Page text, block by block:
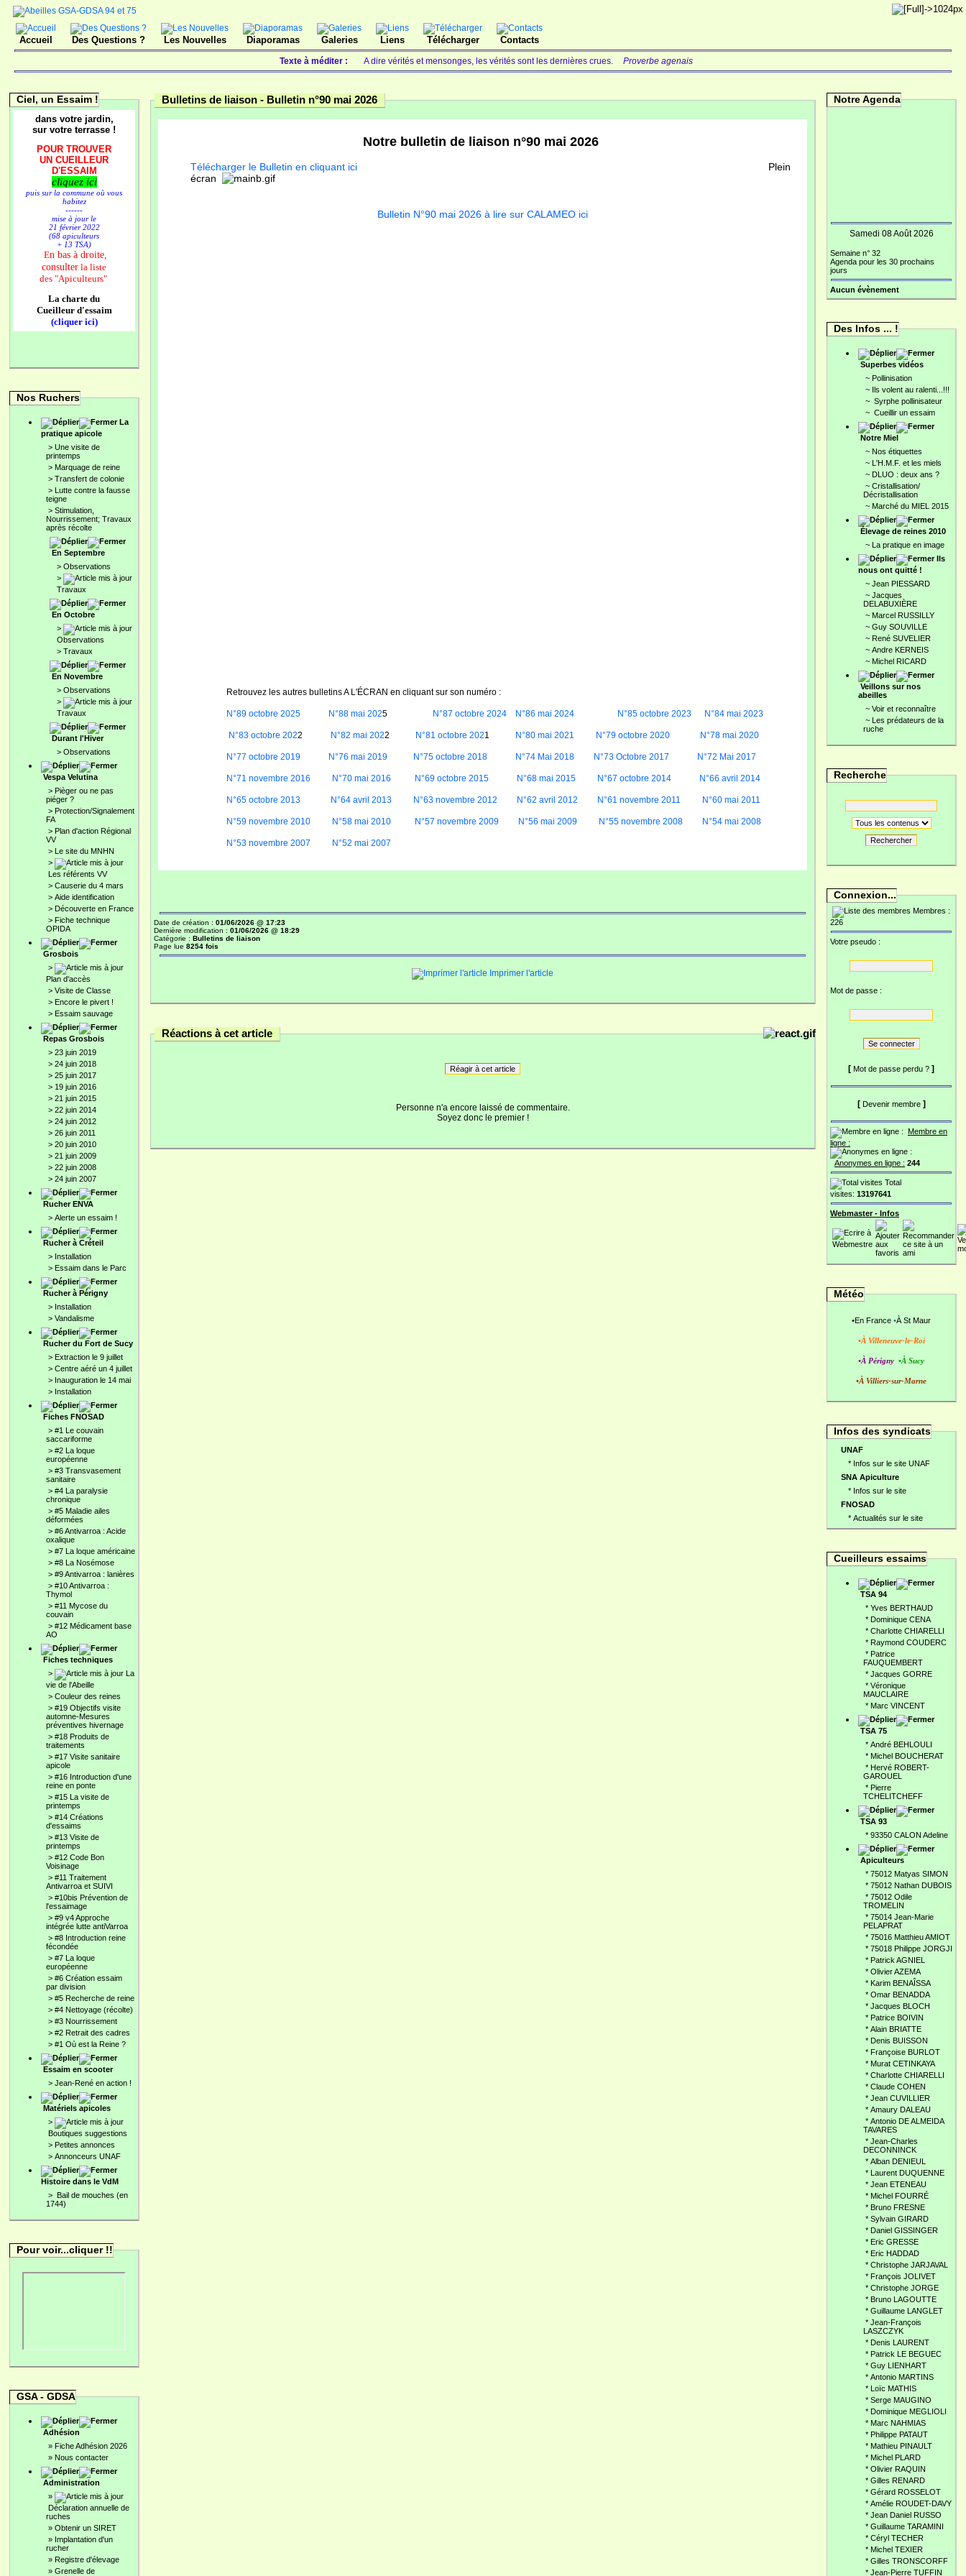
Accueil Des Questions ? Les Nouvelles Diaporamas Galeries Liens Télécharger Contacts
Texte à méditer : A dire vérités et mensonges, les vérités sont les dernières crues. Proverbe agenais
Ciel, un Essaim !
dans votre jardin,
sur votre terrasse !
POUR TROUVER
UN CUEILLEUR
D'ESSAIM
cliquez ici
puis sur la commune où vous
habitez
------
mise à jour le
21 février 2022
(68 apiculteurs
+ 13 TSA)
En bas à droite,
consulter la liste
des "Apiculteurs"
La charte du
Cueilleur d'essaim
(cliquer ici)
Nos Ruchers
La
pratique apicole
> Une visite de
printemps
> Marquage de reine
> Transfert de colonie
> Lutte contre la fausse
teigne
> Stimulation,
Nourrissement; Travaux
après récolte
En Septembre
> Observations
>
Travaux
En Octobre
>
Observations
> Travaux
En Novembre
> Observations
>
Travaux
Durant l'Hiver
> Observations
Vespa Velutina
> Pièger ou ne pas
piéger ?
> Protection/Signalement
FA
> Plan d'action Régional
VV
> Le site du MNHN
>
Les référents VV
> Causerie du 4 mars
> Aide identification
> Découverte en France
> Fiche technique
OPIDA
Grosbois
>
Plan d'accès
> Visite de Classe
> Encore le pivert !
> Essaim sauvage
Repas Grosbois
> 23 juin 2019
> 24 juin 2018
> 25 juin 2017
> 19 juin 2016
> 21 juin 2015
> 22 juin 2014
> 24 juin 2012
> 26 juin 2011
> 20 juin 2010
> 21 juin 2009
> 22 juin 2008
> 24 juin 2007
Rucher ENVA
> Alerte un essaim !
Rucher à Créteil
> Installation
> Essaim dans le Parc
Rucher à Périgny
> Installation
> Vandalisme
Rucher du Fort de Sucy
> Extraction le 9 juillet
> Centre aéré un 4 juillet
> Inauguration le 14 mai
> Installation
Fiches FNOSAD
> #1 Le couvain
saccariforme
> #2 La loque
européenne
> #3 Transvasement
sanitaire
> #4 La paralysie
chronique
> #5 Maladie ailes
déformées
> #6 Antivarroa : Acide
oxalique
> #7 La loque américaine
> #8 La Nosémose
> #9 Antivarroa : lanières
> #10 Antivarroa :
Thymol
> #11 Mycose du
couvain
> #12 Médicament base
AO
Fiches techniques
>
La
vie de l'Abeille
> Couleur des reines
> #19 Objectifs visite
automne-Mesures
préventives hivernage
> #18 Produits de
traitements
> #17 Visite sanitaire
apicole
> #16 Introduction d'une
reine en ponte
> #15 La visite de
printemps
> #14 Créations
d'essaims
> #13 Visite de
printemps
> #12 Code Bon
Voisinage
> #11 Traitement
Antivarroa et SUIVI
> #10bis Prévention de
l'essaimage
> #9 v4 Approche
intégrée lutte antiVarroa
> #8 Introduction reine
fécondée
> #7 La loque
européenne
> #6 Création essaim
par division
> #5 Recherche de reine
> #4 Nettoyage (récolte)
> #3 Nourrissement
> #2 Retrait des cadres
> #1 Où est la Reine ?
Essaim en scooter
> Jean-René en action !
Matériels apicoles
>
Boutiques suggestions
> Petites annonces
> Annonceurs UNAF
Histoire dans le VdM
> Bail de mouches (en
1744)
Pour voir...cliquer !!
GSA - GDSA
Adhésion
» Fiche Adhésion 2026
» Nous contacter
Administration
»
Déclaration annuelle de
ruches
» Obtenir un SIRET
» Implantation d'un
rucher
» Registre d'élevage
» Grenelle de
Bulletins de liaison - Bulletin n°90 mai 2026
Notre bulletin de liaison n°90 mai 2026
Télécharger le Bulletin en cliquant ici
Plein
écran
Bulletin N°90 mai 2026 à lire sur CALAMEO ici
Retrouvez les autres bulletins A L'ÉCRAN en cliquant sur son numéro :
N°89 octobre 2025 N°88 mai 2025 N°87 octobre 2024 N°86 mai 2024 N°85 octobre 2023 N°84 mai 2023
N°83 octobre 2022 N°82 mai 2022 N°81 octobre 2021 N°80 mai 2021 N°79 octobre 2020 N°78 mai 2020
N°77 octobre 2019 N°76 mai 2019 N°75 octobre 2018 N°74 Mai 2018 N°73 Octobre 2017 N°72 Mai 2017
N°71 novembre 2016 N°70 mai 2016 N°69 octobre 2015 N°68 mai 2015 N°67 octobre 2014 N°66 avril 2014
N°65 octobre 2013 N°64 avril 2013 N°63 novembre 2012 N°62 avril 2012 N°61 novembre 2011 N°60 mai 2011
N°59 novembre 2010 N°58 mai 2010 N°57 novembre 2009 N°56 mai 2009 N°55 novembre 2008 N°54 mai 2008
N°53 novembre 2007 N°52 mai 2007
Date de création : 01/06/2026 @ 17:23
Dernière modification : 01/06/2026 @ 18:29
Catégorie : Bulletins de liaison
Page lue 8254 fois
Imprimer l'article
Réactions à cet article
Réagir à cet article
Personne n'a encore laissé de commentaire.
Soyez donc le premier !
Notre Agenda
Samedi 08 Août 2026
Semaine n° 32
Agenda pour les 30 prochains
jours
Aucun évènement
Des Infos ... !
Superbes vidéos
~ Pollinisation
~ Ils volent au ralenti...!!!
~ Syrphe pollinisateur
~ Cueillir un essaim
Notre Miel
~ Nos étiquettes
~ L'H.M.F. et les miels
~ DLUO : deux ans ?
~ Cristallisation/
Décristallisation
~ Marché du MIEL 2015
Élevage de reines 2010
~ La pratique en image
Ils
nous ont quitté !
~ Jean PIESSARD
~ Jacques
DELABUXIÈRE
~ Marcel RUSSILLY
~ Guy SOUVILLE
~ René SUVELIER
~ Andre KERNEIS
~ Michel RICARD
Veillons sur nos
abeilles
~ Voir et reconnaître
~ Les prédateurs de la
ruche
Recherche
Rechercher
Connexion...
Membres :
226
Votre pseudo :
Mot de passe :
[ Mot de passe perdu ? ]
[ Devenir membre]
Membre en
ligne :
Anonymes en ligne : 244
Total
visites: 13197641
Webmaster - Infos
Météo
•En France •À St Maur
•À Villeneuve-le-Roi
•À Périgny •À Sucy
•À Villiers-sur-Marne
Infos des syndicats
UNAF
* Infos sur le site UNAF
SNA Apiculture
* Infos sur le site
FNOSAD
* Actualités sur le site
Cueilleurs essaims
TSA 94
* Yves BERTHAUD
* Dominique CENA
* Charlotte CHIARELLI
* Raymond COUDERC
* Patrice
FAUQUEMBERT
* Jacques GORRE
* Véronique
MAUCLAIRE
* Marc VINCENT
TSA 75
* André BEHLOULI
* Michel BOUCHERAT
* Hervé ROBERT-
GAROUEL
* Pierre
TCHELITCHEFF
TSA 93
* 93350 CALON Adeline
Apiculteurs
* 75012 Matyas SIMON
* 75012 Nathan DUBOIS
* 75012 Odile
TROMELIN
* 75014 Jean-Marie
PELAPRAT
* 75016 Matthieu AMIOT
* 75018 Philippe JORGJI
* Patrick AGNIEL
* Olivier AZEMA
* Karim BENAÎSSA
* Omar BENADDA
* Jacques BLOCH
* Patrice BOIVIN
* Alain BRIATTE
* Denis BUISSON
* Françoise BURLOT
* Murat CETINKAYA
* Charlotte CHIARELLI
* Claude COHEN
* Jean CUVILLIER
* Amaury DALEAU
* Antonio DE ALMEIDA
TAVARES
* Jean-Charles
DECONNINCK
* Alban DENIEUL
* Laurent DUQUENNE
* Jean ETENEAU
* Michel FOURRÉ
* Bruno FRESNE
* Sylvain GIRARD
* Daniel GISSINGER
* Eric GRESSE
* Eric HADDAD
* Christophe JARJAVAL
* François JOLIVET
* Christophe JORGE
* Bruno LAGOUTTE
* Guillaume LANGLET
* Jean-François
LASZCZYK
* Denis LAURENT
* Patrick LE BEGUEC
* Guy LIENHART
* Antonio MARTINS
* Loïc MATHIS
* Serge MAUGINO
* Dominique MEGLIOLI
* Marc NAHMIAS
* Philippe PATAUT
* Mathieu PINAULT
* Michel PLARD
* Olivier RAQUIN
* Gilles RENARD
* Gérard ROSSELOT
* Amélie ROUDET-DAVY
* Jean Daniel RUSSO
* Guillaume TARAMINI
* Céryl TECHER
* Michel TEXIER
* Gilles TRONSCORFF
* Jean-Pierre TUFFIN